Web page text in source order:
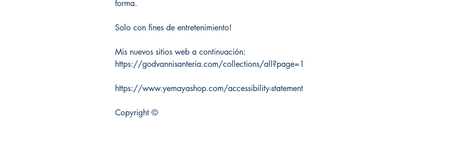
forma.
Solo con fines de entretenimiento!
Mis nuevos sitios web a continuación:
https://godvannisanteria.com/collections/all?page=1
https://www.yemayashop.com/accessibility-statement
Copyright ©